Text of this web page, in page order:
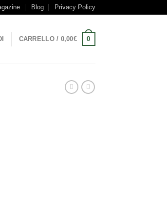
Blog Privacy Policy
CARRELLO / 0,00€ 0